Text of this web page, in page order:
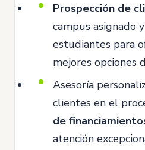
Prospección de
campus asignado
estudiantes para
mejores opciones
Asesoría
clientes en el
de
atención